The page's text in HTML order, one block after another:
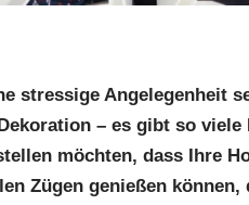
stressige Angelegenheit
– es gibt so
möchten, dass Ihre
Zügen genießen